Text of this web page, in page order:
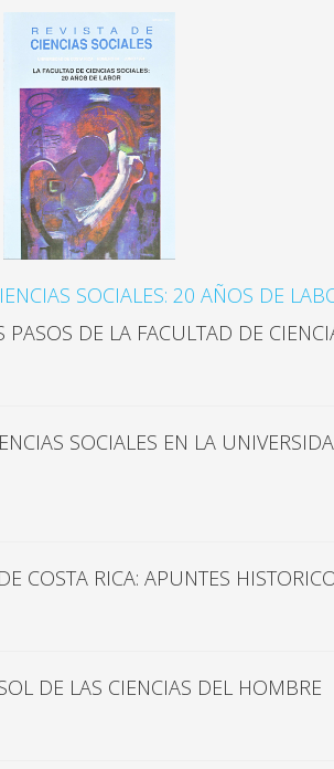
SOCIALES: 20 AÑOS DE
PASOS DE LA FACULTAD DE
SOCIALES EN LA
COSTA RICA: APUNTES
DE LAS CIENCIAS DEL HOMBRE